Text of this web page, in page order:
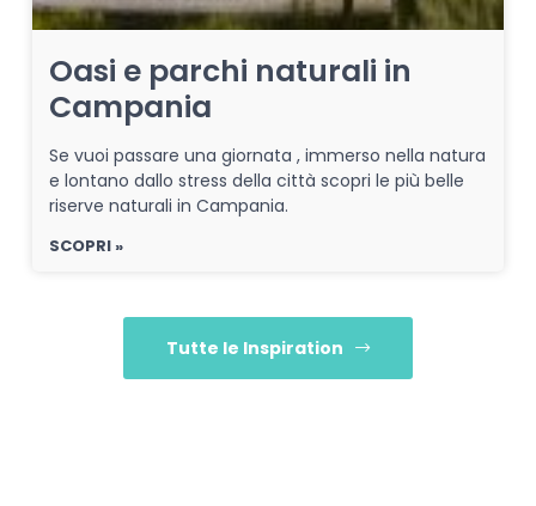
Oasi e parchi naturali in
Campania
Se vuoi passare una giornata , immerso nella natura
e lontano dallo stress della città scopri le più belle
riserve naturali in Campania.
SCOPRI »
Tutte le Inspiration